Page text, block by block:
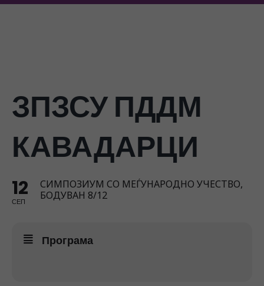
ЗПЗСУ ПДДМ
КАВАДАРЦИ
12
СЕП
СИМПОЗИУМ СО МЕЃУНАРОДНО УЧЕСТВО,
БОДУВАН 8/12
Програма